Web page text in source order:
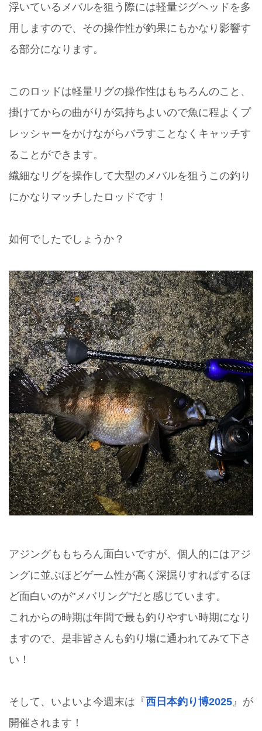
浮いているメバルを狙う際には軽量ジグヘッドを多
用しますので、その操作性が釣果にもかなり影響す
る部分になります。
このロッドは軽量リグの操作性はもちろんのこと、
掛けてからの曲がりが気持ちよいので魚に程よくプ
レッシャーをかけながらバラすことなくキャッチす
ることができます。
繊細なリグを操作して大型のメバルを狙うこの釣り
にかなりマッチしたロッドです！
如何でしたでしょうか？
アジングももちろん面白いですが、個人的にはアジ
ングに並ぶほどゲーム性が高く深掘りすればするほ
ど面白いのが"メバリング"だと感じています。
これからの時期は年間で最も釣りやすい時期になり
ますので、是非皆さんも釣り場に通われてみて下さ
い！
そして、いよいよ今週末は『西日本釣り博2025 』が
開催されます！